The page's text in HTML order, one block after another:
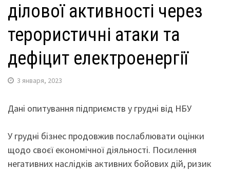
ділової активності через
терористичні атаки та
дефіцит електроенергії
3 января, 2023
Дані опитування підприємств у грудні від НБУ
У грудні бізнес продовжив послаблювати оцінки
щодо своєї економічної діяльності. Посилення
негативних наслідків активних бойових дій, ризик